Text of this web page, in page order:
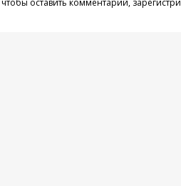
чтобы оставить комментарий,